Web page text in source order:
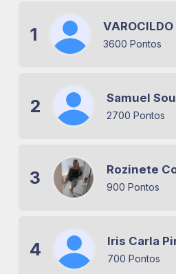
1 VAROCILDO
3600 Pontos
2 Samuel
2700 Pontos
3 Rozinete
900 Pontos
4 Iris Carla
700 Pontos